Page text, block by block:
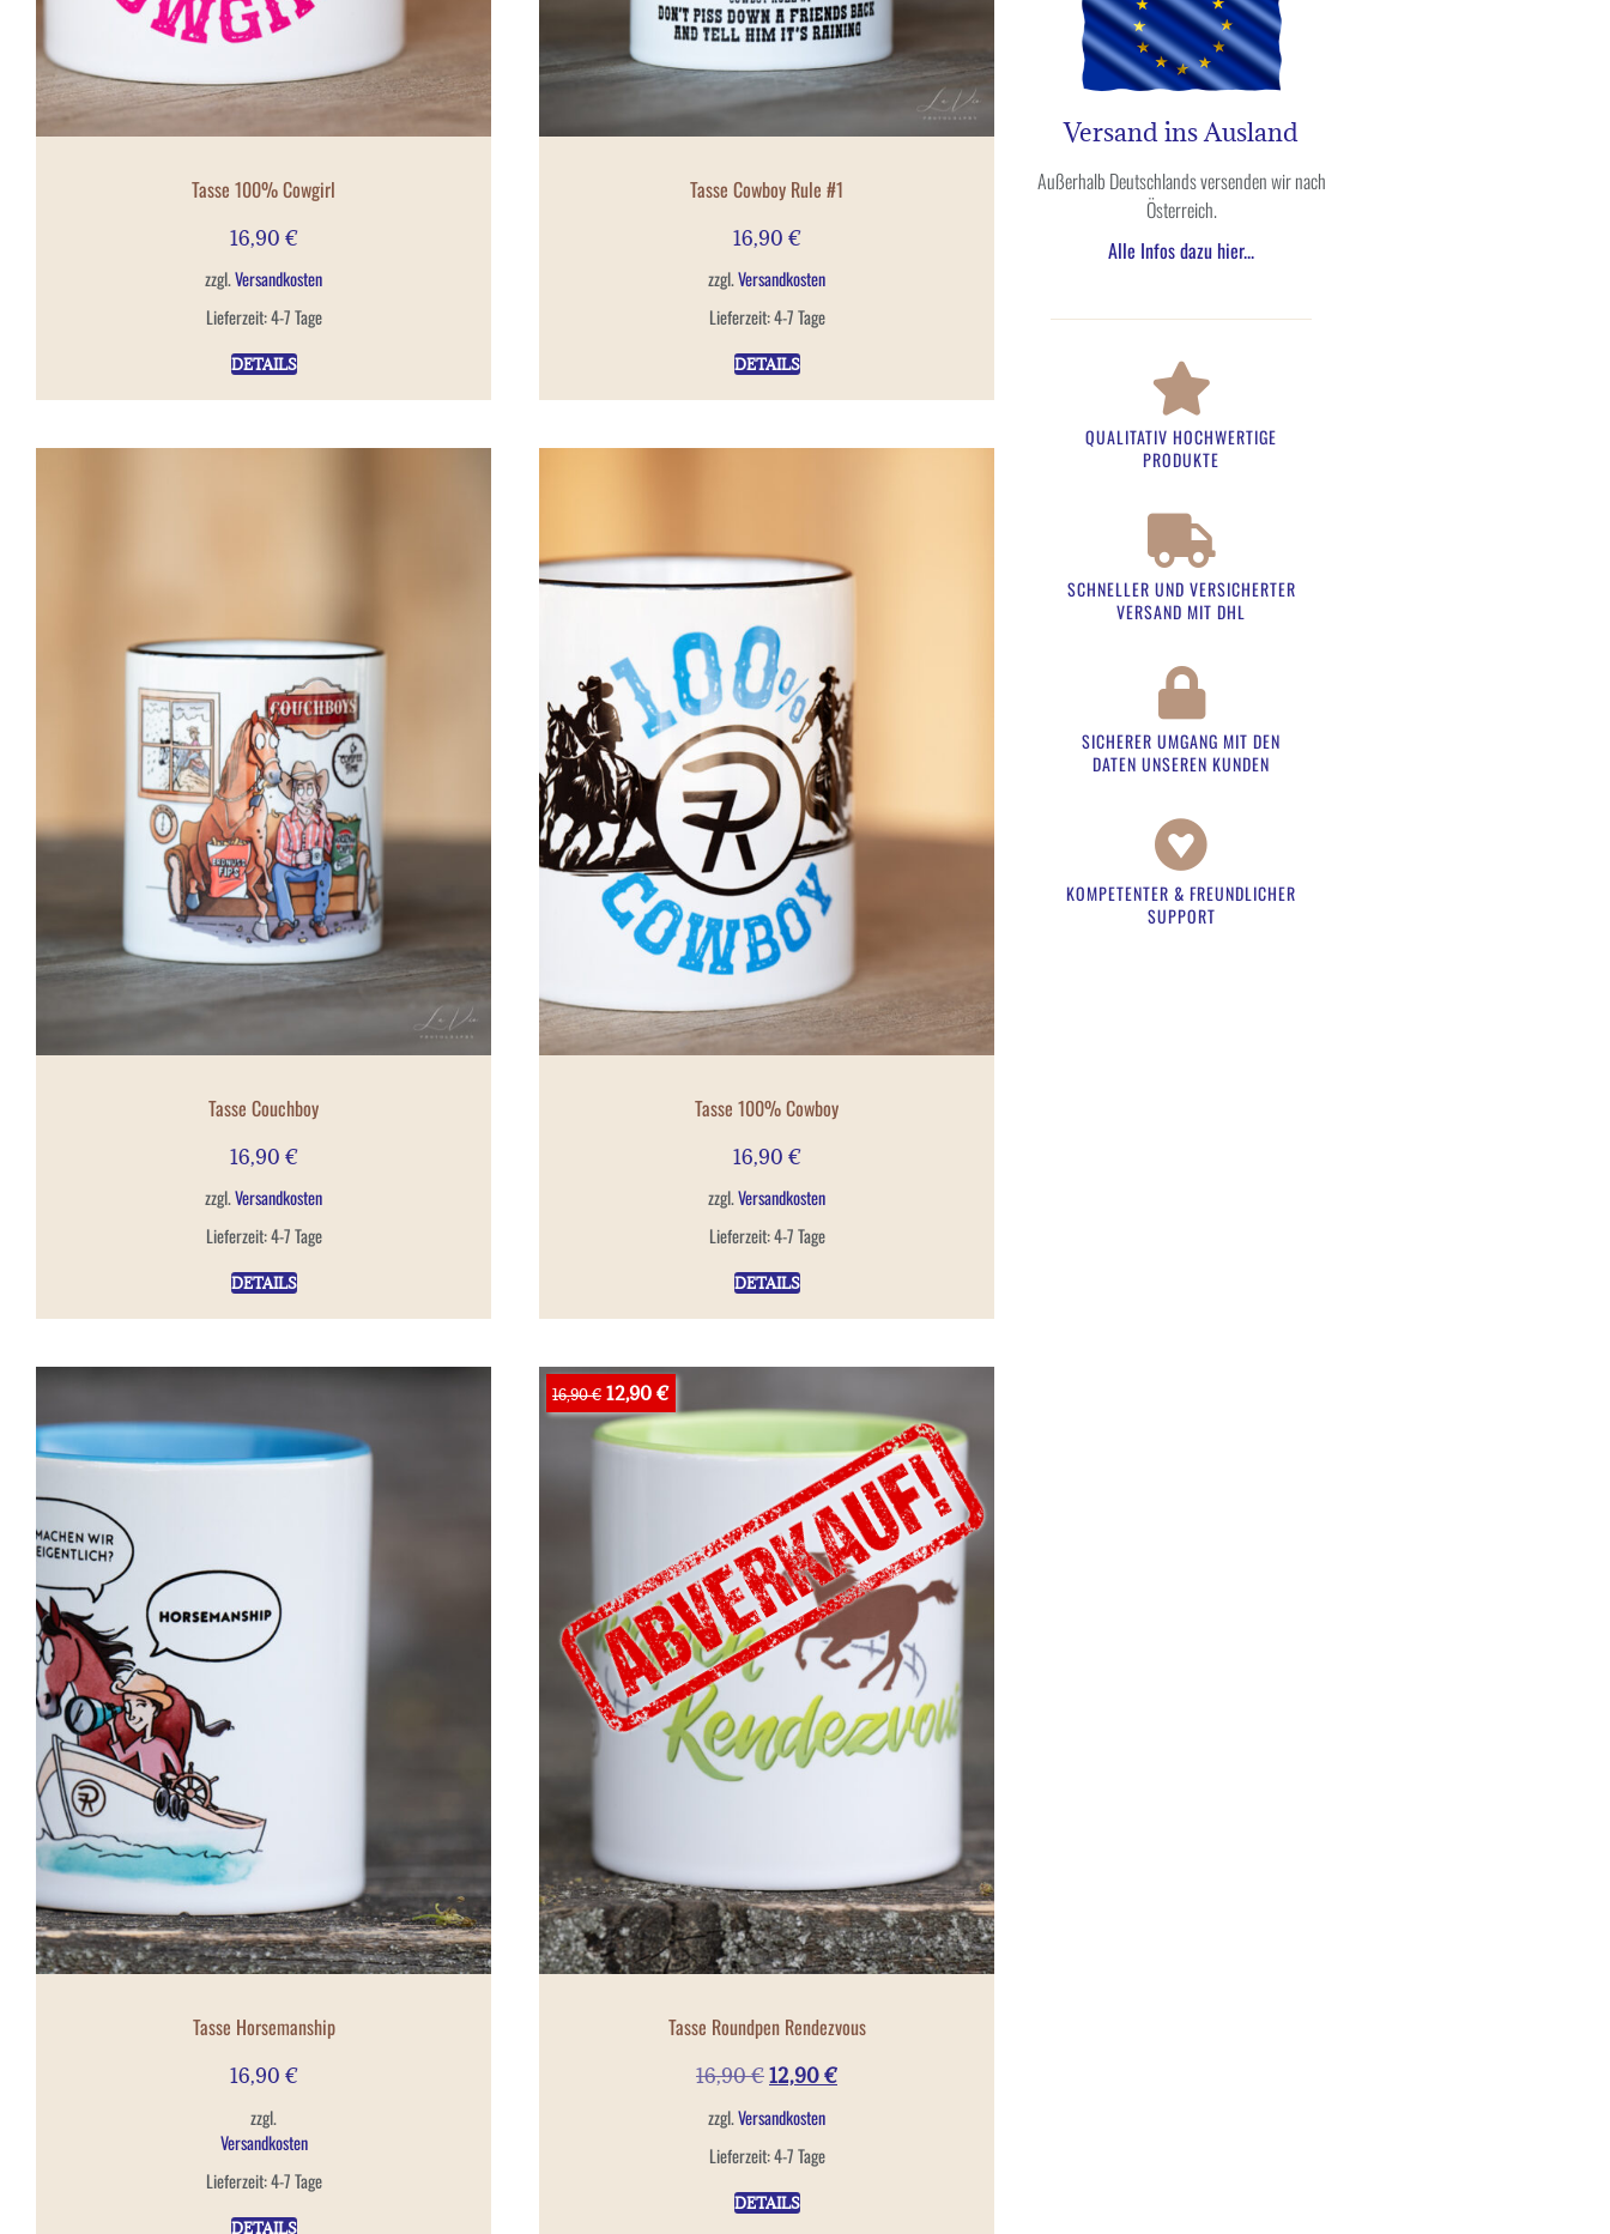
Tasse 100% Cowgirl
16,90 €
zzgl.Versandkosten
Lieferzeit:4-7 Tage
DETAILS
Tasse Cowboy Rule #1
16,90 €
zzgl.Versandkosten
Lieferzeit:4-7 Tage
DETAILS
Tasse Couchboy
16,90 €
zzgl.Versandkosten
Lieferzeit:4-7 Tage
DETAILS
Tasse 100% Cowboy
16,90 €
zzgl.Versandkosten
Lieferzeit:4-7 Tage
DETAILS
Tasse Horsemanship
16,90 €
zzgl.
Versandkosten
Lieferzeit:4-7 Tage
DETAILS
16,90 € 12,90 €
Tasse Roundpen Rendezvous
16,90€12,90€
zzgl.Versandkosten
Lieferzeit:4-7 Tage
DETAILS
Versand ins Ausland
Außerhalb Deutschlands versenden wir nach
Österreich.
Alle Infos dazu hier...
QUALITATIV HOCHWERTIGE
PRODUKTE
SCHNELLER UND VERSICHERTER
VERSAND MIT DHL
SICHERER UMGANG MIT DEN
DATEN UNSEREN KUNDEN​
KOMPETENTER & FREUNDLICHER
SUPPORT​